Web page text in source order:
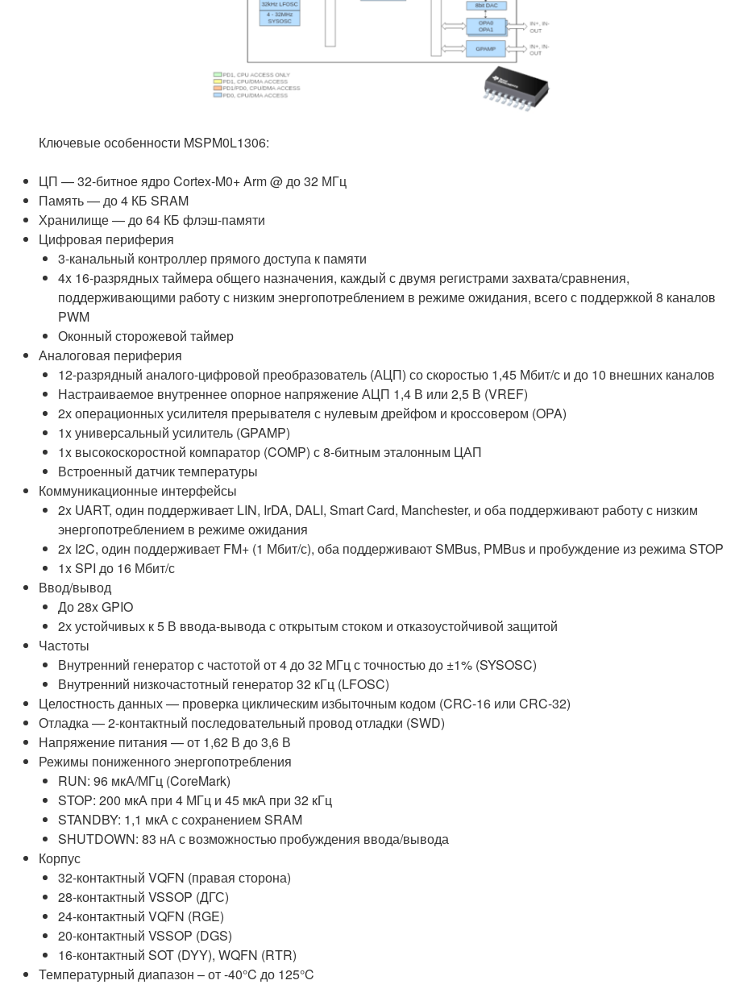
Ключевые особенности MSPM0L1306:
ЦП — 32-битное ядро ​​Cortex-M0+ Arm @ до 32 МГц
Память — до 4 КБ SRAM
Хранилище — до 64 КБ флэш-памяти
Цифровая периферия
3-канальный контроллер прямого доступа к памяти
4x 16-разрядных таймера общего назначения, каждый с двумя регистрами захвата/сравнения,
поддерживающими работу с низким энергопотреблением в режиме ожидания, всего с поддержкой 8 каналов
PWM
Оконный сторожевой таймер
Аналоговая периферия
12-разрядный аналого-цифровой преобразователь (АЦП) со скоростью 1,45 Мбит/с и до 10 внешних каналов
Настраиваемое внутреннее опорное напряжение АЦП 1,4 В или 2,5 В (VREF)
2х операционных усилителя прерывателя с нулевым дрейфом и кроссовером (OPA)
1x универсальный усилитель (GPAMP)
1x высокоскоростной компаратор (COMP) с 8-битным эталонным ЦАП
Встроенный датчик температуры
Коммуникационные интерфейсы
2x UART, один поддерживает LIN, IrDA, DALI, Smart Card, Manchester, и оба поддерживают работу с низким
энергопотреблением в режиме ожидания
2x I2C, один поддерживает FM+ (1 Мбит/с), оба поддерживают SMBus, PMBus и пробуждение из режима STOP
1x SPI до 16 Мбит/с
Ввод/вывод
До 28x GPIO
2х устойчивых к 5 В ввода-вывода с открытым стоком и отказоустойчивой защитой
Частоты
Внутренний генератор с частотой от 4 до 32 МГц с точностью до ±1% (SYSOSC)
Внутренний низкочастотный генератор 32 кГц (LFOSC)
Целостность данных — проверка циклическим избыточным кодом (CRC-16 или CRC-32)
Отладка — 2-контактный последовательный провод отладки (SWD)
Напряжение питания — от 1,62 В до 3,6 В
Режимы пониженного энергопотребления
RUN: 96 мкА/МГц (CoreMark)
STOP: 200 мкА при 4 МГц и 45 мкА при 32 кГц
STANDBY: 1,1 мкА с сохранением SRAM
SHUTDOWN: 83 нА с возможностью пробуждения ввода/вывода
Корпус
32-контактный VQFN (правая сторона)
28-контактный VSSOP (ДГС)
24-контактный VQFN (RGE)
20-контактный VSSOP (DGS)
16-контактный SOT (DYY), WQFN (RTR)
Температурный диапазон – от -40°C до 125°C